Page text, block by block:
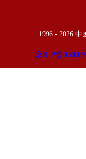
1996 - 2026 中
京ICP备